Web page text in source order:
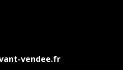
vendee.fr